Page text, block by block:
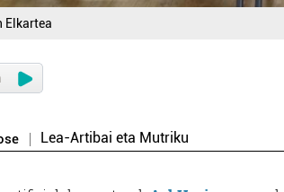
Elkartea
Lea-Artibai eta Mutriku